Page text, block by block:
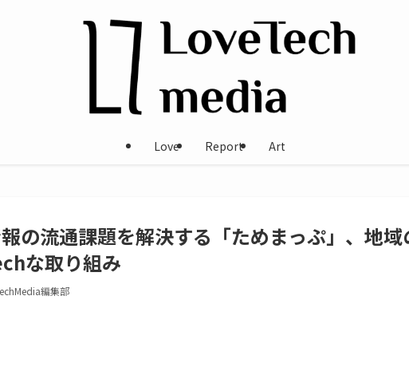
Love Report Art
の流通課題を解決する「ためまっぷ」、地域
な取り組み
編集部